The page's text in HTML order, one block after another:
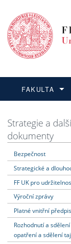
FAKULTA
Dozvědět se
Podat
Dozvědět se
Dozvědět se
Dozvědět se
Strategie a další
dokumenty
Bezpečnost
Strategické a
FF UK pro
Výroční zprávy
Platné vnitřní
Rozhodnutí a sdělení
opatření a sdělení